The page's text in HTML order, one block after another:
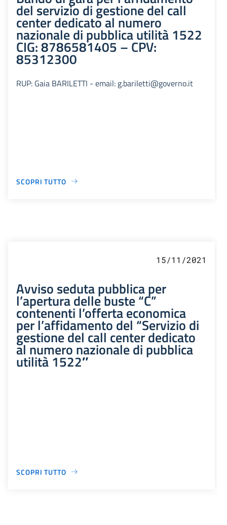
del servizio di gestione del call
center dedicato al numero
nazionale di pubblica utilità 1522
CIG: 8786581405 – CPV:
85312300
RUP: Gaia BARILETTI - email: g.bariletti@governo.it
SCOPRI TUTTO
15/11/2021
Avviso seduta pubblica per
l’apertura delle buste “C”
contenenti l’offerta economica
per l’affidamento del “Servizio di
gestione del call center dedicato
al numero nazionale di pubblica
utilità 1522″
SCOPRI TUTTO